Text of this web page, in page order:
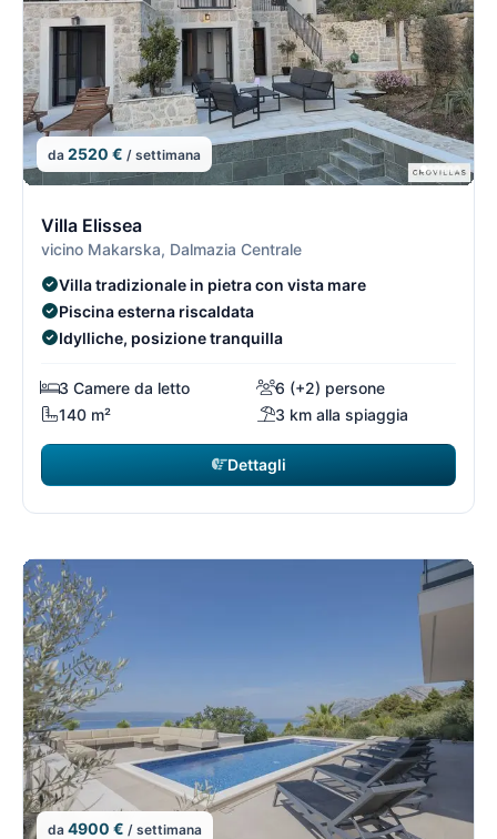
da 2520 € / settimana
Villa Elissea
vicino Makarska, Dalmazia Centrale
Villa tradizionale in pietra con vista mare
Piscina esterna riscaldata
Idylliche, posizione tranquilla
3 Camere da letto
6 (+2) persone
140 m²
3 km alla spiaggia
Dettagli
da 4900 € / settimana